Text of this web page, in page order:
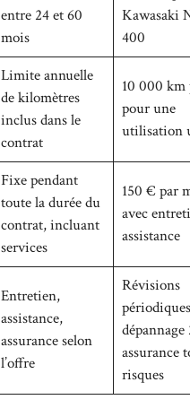
entre 24 et 60
mois
Kawasaki
400
Limite annuelle
de kilomètres
inclus dans le
contrat
10 000 km
pour une
utilisation
Fixe pendant
toute la durée du
contrat, incluant
services
150 € par
avec
assistance
Entretien,
assistance,
assurance selon
l’offre
Révisions
dépannage
assurance
risques